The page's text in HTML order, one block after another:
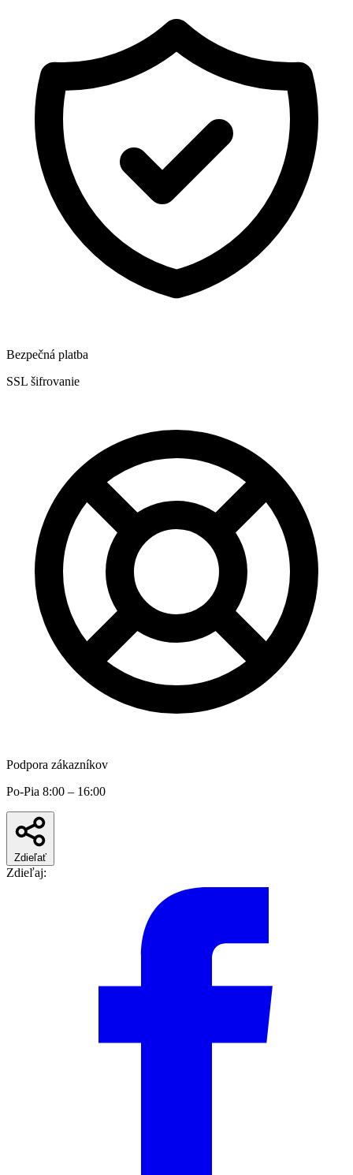
Bezpečná platba
SSL šifrovanie
Podpora zákazníkov
Po-Pia 8:00 – 16:00
Zdieľať
Zdieľaj: